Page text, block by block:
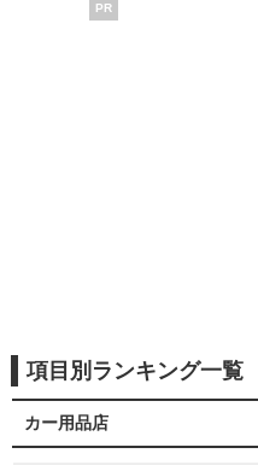
PR
項目別ランキング一覧
カー用品店